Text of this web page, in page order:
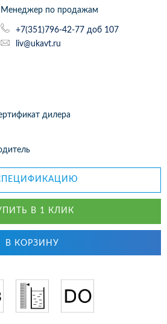
Менеджер по продажам
+7(351)796-42-77 доб 107
liv@ukavt.ru
дилера
В 1 КЛИК
В КОРЗИНУ